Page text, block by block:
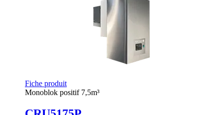
Fiche produit
Monoblok positif 7,5m³